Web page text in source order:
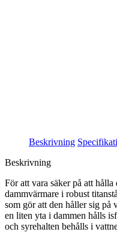
Beskrivning
Beskrivning
För att vara säker på att
dammvärmare i robust
som gör att den håller sig på
en liten yta i dammen hålls
och syrehalten behålls i